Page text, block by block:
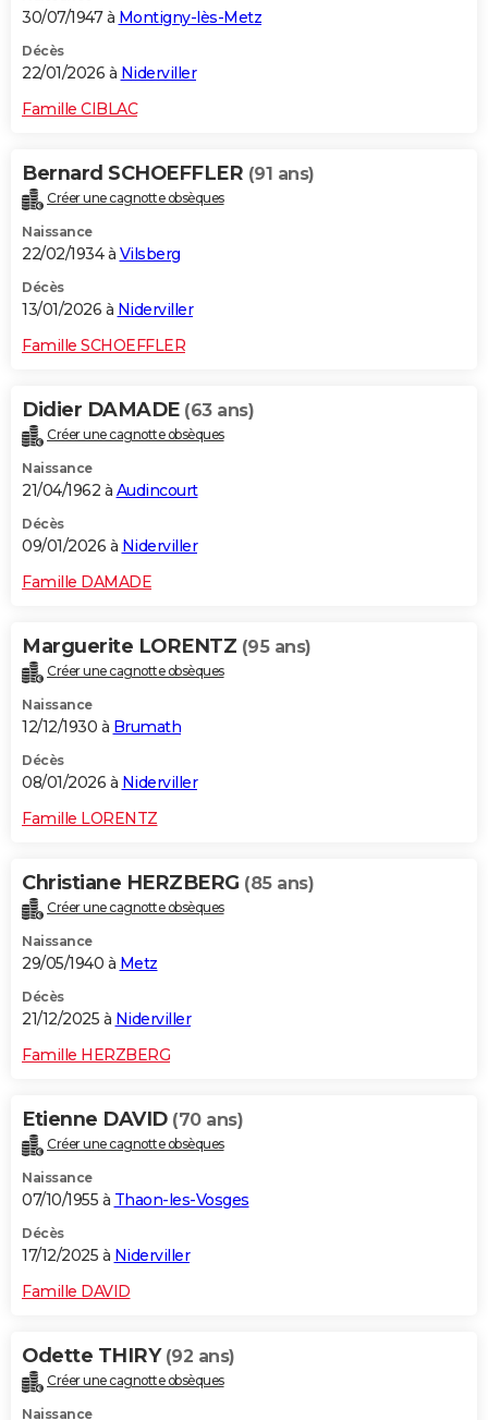
30/07/1947 à Montigny-lès-Metz
Décès
22/01/2026 à Niderviller
Famille CIBLAC
Bernard SCHOEFFLER (91 ans)
Créer une cagnotte obsèques
Naissance
22/02/1934 à Vilsberg
Décès
13/01/2026 à Niderviller
Famille SCHOEFFLER
Didier DAMADE (63 ans)
Créer une cagnotte obsèques
Naissance
21/04/1962 à Audincourt
Décès
09/01/2026 à Niderviller
Famille DAMADE
Marguerite LORENTZ (95 ans)
Créer une cagnotte obsèques
Naissance
12/12/1930 à Brumath
Décès
08/01/2026 à Niderviller
Famille LORENTZ
Christiane HERZBERG (85 ans)
Créer une cagnotte obsèques
Naissance
29/05/1940 à Metz
Décès
21/12/2025 à Niderviller
Famille HERZBERG
Etienne DAVID (70 ans)
Créer une cagnotte obsèques
Naissance
07/10/1955 à Thaon-les-Vosges
Décès
17/12/2025 à Niderviller
Famille DAVID
Odette THIRY (92 ans)
Créer une cagnotte obsèques
Naissance